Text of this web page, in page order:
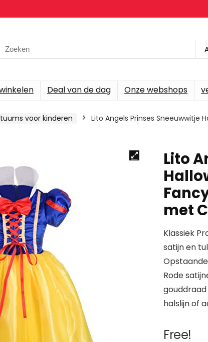
Search
Deal van de dag Onze webshops
voor kinderen
Lito Angels Prinses Sneeuwwitje
Lito
met
Klassiek
satijn en
Rode
halslijn of
Free!